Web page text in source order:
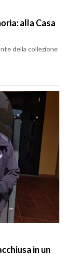
alla Casa
della collezione
in un